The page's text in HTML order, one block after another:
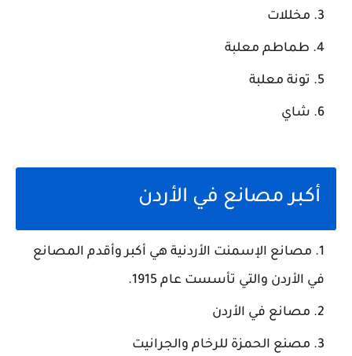
مخللات
طماطم معلبة
تونة معلبة
شاي
أكبر مصانع في الأردن
مصانع الإسمنت الأردنية هي أكبر وأقدم المصانع
في الأردن والتي تأسست عام 1915.
مصانع في الأردن
مصنع الحمزة للرخام والجرانيت